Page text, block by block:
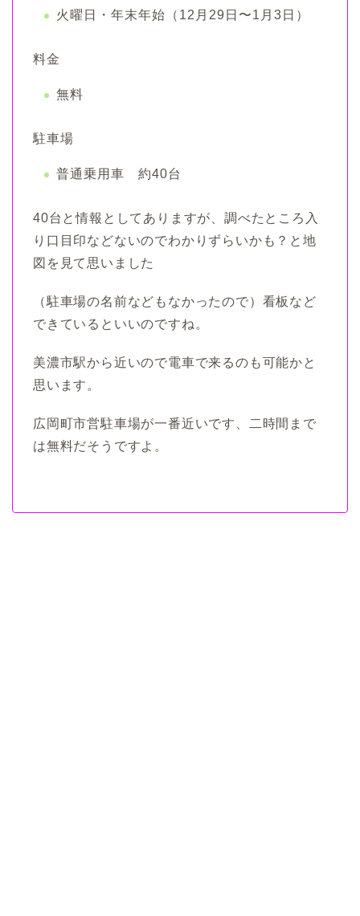
火曜日・年末年始（12月29日〜1月3日）
料金
無料
駐車場
普通乗用車 約40台
40台と情報としてありますが、調べたところ入
り口目印などないのでわかりずらいかも？と地
図を見て思いました
（駐車場の名前などもなかったので）看板など
できているといいのですね。
美濃市駅から近いので電車で来るのも可能かと
思います。
広岡町市営駐車場が一番近いです、二時間まで
は無料だそうですよ。